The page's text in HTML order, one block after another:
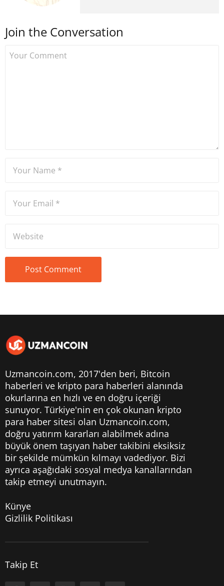
Uzmancoin bünyesinde
Join the Conversation
Uzmancoin.com, 2017'den beri, Bitcoin
haberleri ve kripto para haberleri alanında
okurlarına en hızlı ve en doğru içeriği
sunuyor. Türkiye'nin en çok okunan kripto
para haber sitesi olan Uzmancoin.com,
doğru yatırım kararları alabilmek adına
büyük önem taşıyan haber takibini eksiksiz
bir şekilde mümkün kılmayı vadediyor. Bizi
ayrıca aşağıdaki sosyal medya kanallarından
takip etmeyi unutmayın.
Künye
Gizlilik Politikası
Takip Et